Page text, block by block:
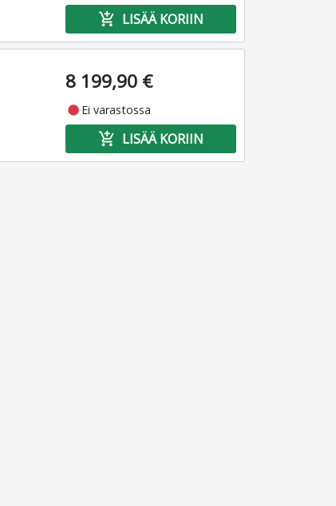
add_shopping_cart LISÄÄ KORIIN
8 199,90 €
fiber_manual_record Ei varastossa
add_shopping_cart LISÄÄ KORIIN